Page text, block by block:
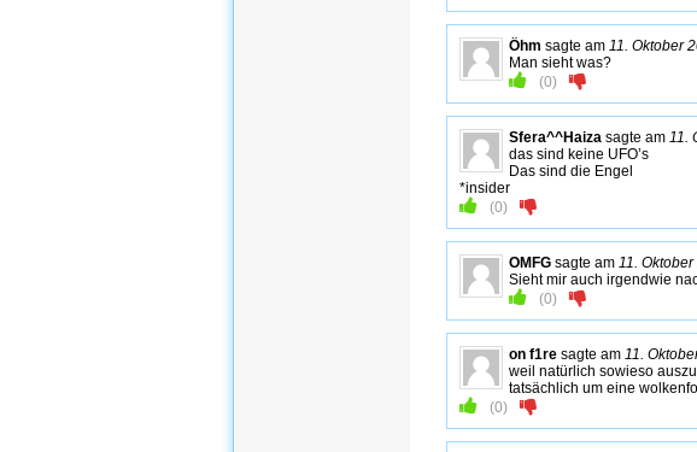
Öhm sagte am 11. Oktober
Man sieht was?
(0)
Sfera^^Haiza sagte am 11.
das sind keine UFO’s
Das sind die Engel
*insider
(0)
OMFG sagte am 11.
Sieht mir auch irgendwie
(0)
on f1re sagte am 11.
weil natürlich sowieso
tatsächlich um eine
(0)